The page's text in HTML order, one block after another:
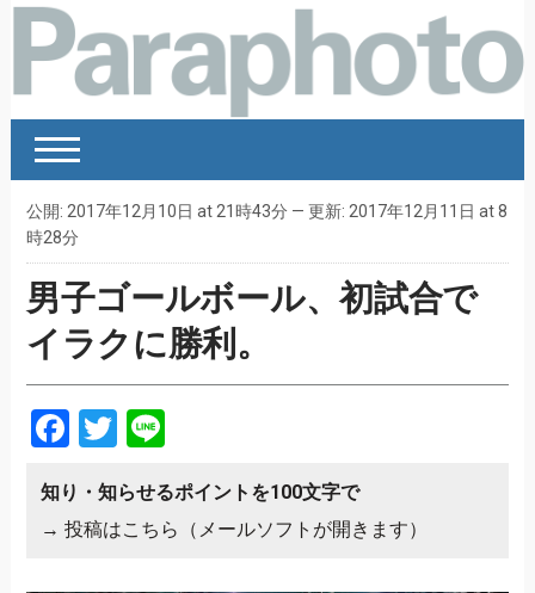
公開: 2017年12月10日 at 21時43分 — 更新: 2017年12月11日 at 8
時28分
男子ゴールボール、初試合で
イラクに勝利。
Facebook
Twitter
Line
知り・知らせるポイントを100文字で
→ 投稿はこちら（メールソフトが開きます）